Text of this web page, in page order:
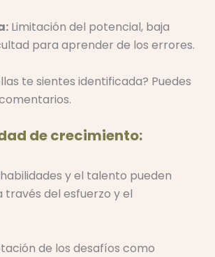
Limitación del potencial, baja
para aprender de los errores.
te sientes identificada? Puedes
de crecimiento:
y el talento pueden
través del esfuerzo y el
de los desafíos como